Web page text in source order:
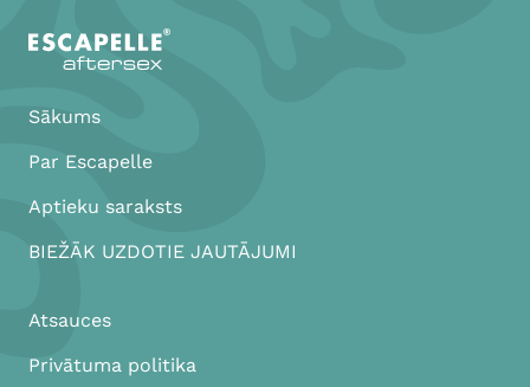
Sākums
Par Escapelle
Aptieku saraksts
BIEŽĀK UZDOTIE JAUTĀJUMI
Atsauces
Privātuma politika